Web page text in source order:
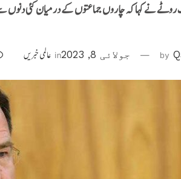
روٹے نے کہا کہ چاروں جماعتوں کے درمیان کئی
by جولائی 8, 2023 in عالمی خبریں